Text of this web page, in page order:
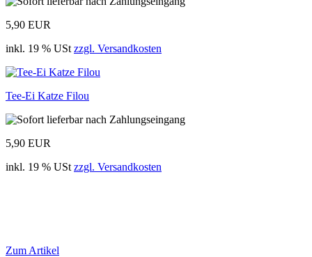
5,90 EUR
inkl. 19 % USt zzgl. Versandkosten
Tee-Ei Katze Filou
5,90 EUR
inkl. 19 % USt zzgl. Versandkosten
Zum Artikel